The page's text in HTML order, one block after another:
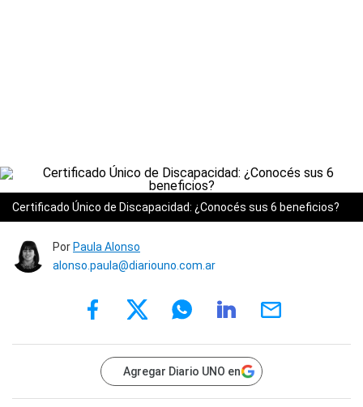
Certificado Único de Discapacidad: ¿Conocés sus 6 beneficios?
Por Paula Alonso
alonso.paula@diariouno.com.ar
Agregar Diario UNO en